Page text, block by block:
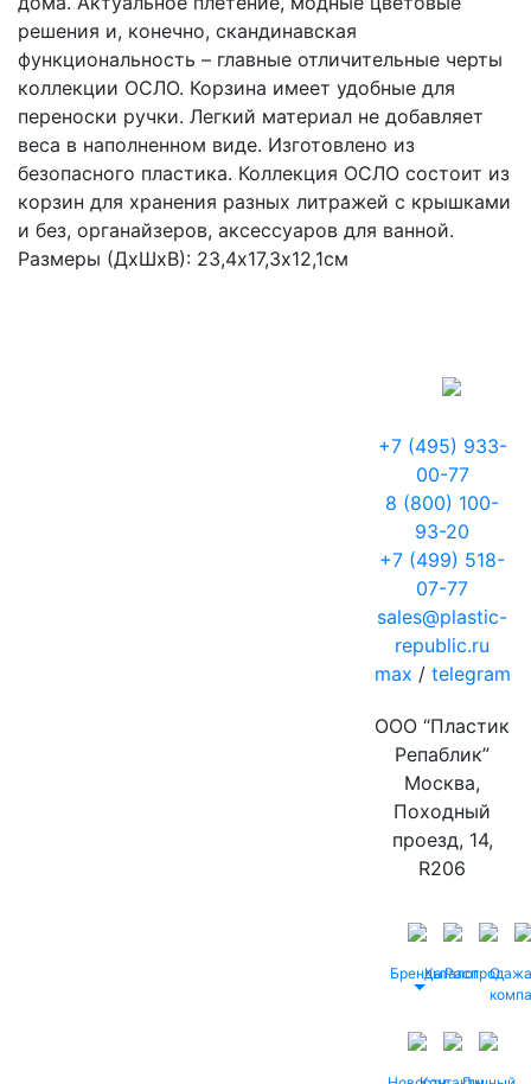
решения и, конечно, скандинавская
функциональность – главные отличительные черты
коллекции ОСЛО. Корзина имеет удобные для
переноски ручки. Легкий материал не добавляет
веса в наполненном виде. Изготовлено из
безопасного пластика. Коллекция ОСЛО состоит из
корзин для хранения разных литражей с крышками
и без, органайзеров, аксессуаров для ванной.
Размеры (ДхШхВ): 23,4х17,3х12,1см
+7 (495) 933-
00-77
8 (800) 100-
93-20
+7 (499) 518-
07-77
sales@plastic-
republic.ru
max / telegram
ООО “Пластик
Репаблик”
Москва,
Походный
проезд, 14,
R206
БрендыКаталог
Распродажа
О